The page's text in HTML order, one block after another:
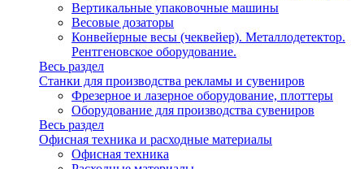
Вертикальные упаковочные машины
Весовые дозаторы
Конвейерные весы (чеквейер). Металлодетектор.
Рентгеновское оборудование.
Весь раздел
Станки для производства рекламы и сувениров
Фрезерное и лазерное оборудование, плоттеры
Оборудование для производства сувениров
Весь раздел
Офисная техника и расходные материалы
Офисная техника